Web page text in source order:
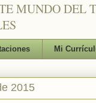
MUNDO DEL
Mi
2015